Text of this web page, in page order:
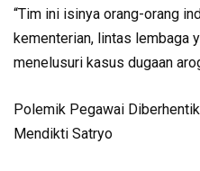
“Tim ini isinya orang-orang
kementerian, lintas lembaga
menelusuri kasus dugaan
Polemik Pegawai
Mendikti Satryo